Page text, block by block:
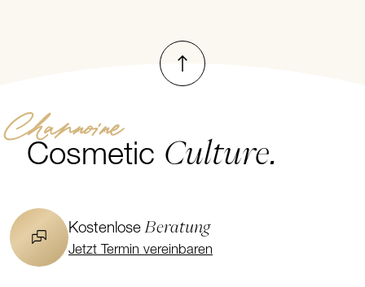
Nach oben
Channoine
Cosmetic Culture.
KostenloseBeratung
Jetzt Termin vereinbaren